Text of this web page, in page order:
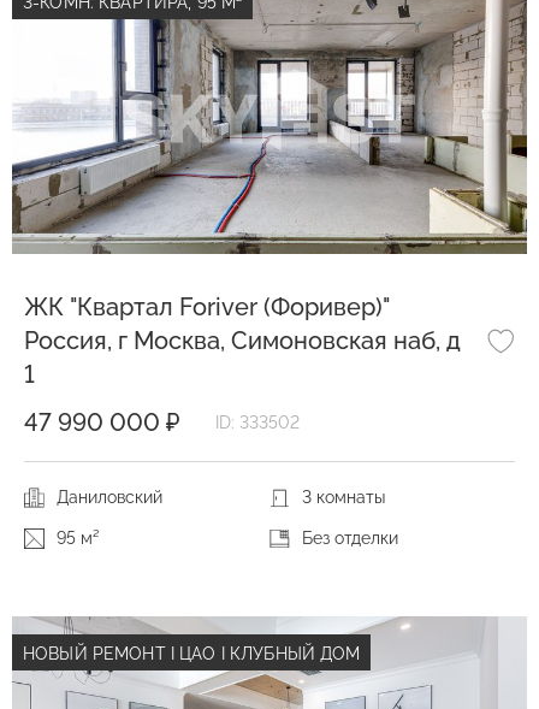
ЖК "Квартал Foriver (Форивер)"
Россия, г Москва, Симоновская наб, д
1
47 990 000 ₽
ID: 333502
Даниловский 3 комнаты
95 м² Без отделки
НОВЫЙ РЕМОНТ I ЦАО I КЛУБНЫЙ ДОМ